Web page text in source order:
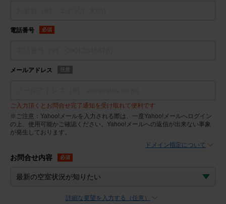
電話番号 必須
メールアドレス 任意
ご入力頂くとお問合せ完了通知を受け取れて便利です
※ご注意：Yahoo!メールを入力される際は、一度Yahoo!メールへログイン
の上、使用可能かご確認ください。Yahoo!メールへの返信が出来ない事象
が発生しております。
ドメイン指定について
お問合せ内容 必須
詳細な要望を入力する（任意）